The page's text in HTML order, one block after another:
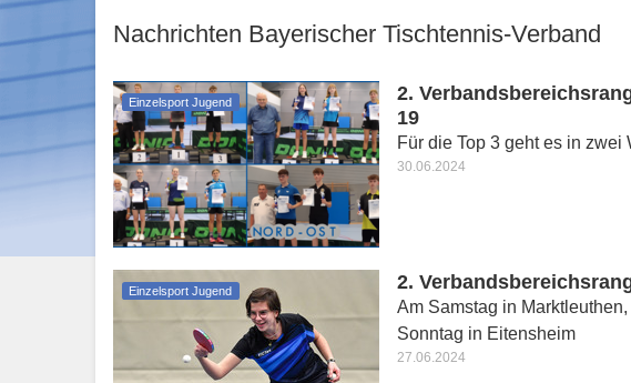
Nachrichten Bayerischer Tischtennis-Verband
Einzelsport Jugend
2.
19
Für die Top 3 geht es in zwei
30.06.2024
Einzelsport Jugend 2.
Am Samstag in
Sonntag in Eitensheim
27.06.2024